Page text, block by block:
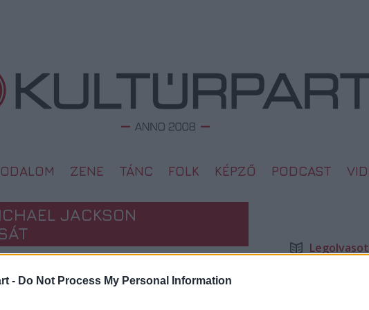
- Do Not Process My Personal Information
ZENE TÁNC FOLK KÉPZŐ PODCAST
JACKSON
Megdöbbentő
Top 10: ezek a